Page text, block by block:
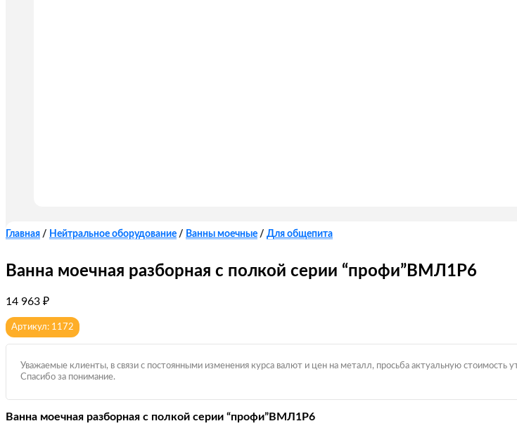
Главная / Нейтральное оборудование / Ванны моечные / Для общепита
Ванна моечная разборная с полкой серии “профи”ВМЛ1Р6
14 963 ₽
Артикул: 1172
Уважаемые клиенты, в связи с постоянными изменения курса валют и цен на металл, просьба актуальную стоимость
Спасибо за понимание.
Ванна моечная разборная с полкой серии “профи”ВМЛ1Р6